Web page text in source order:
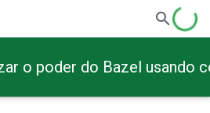
o poder do Bazel usando